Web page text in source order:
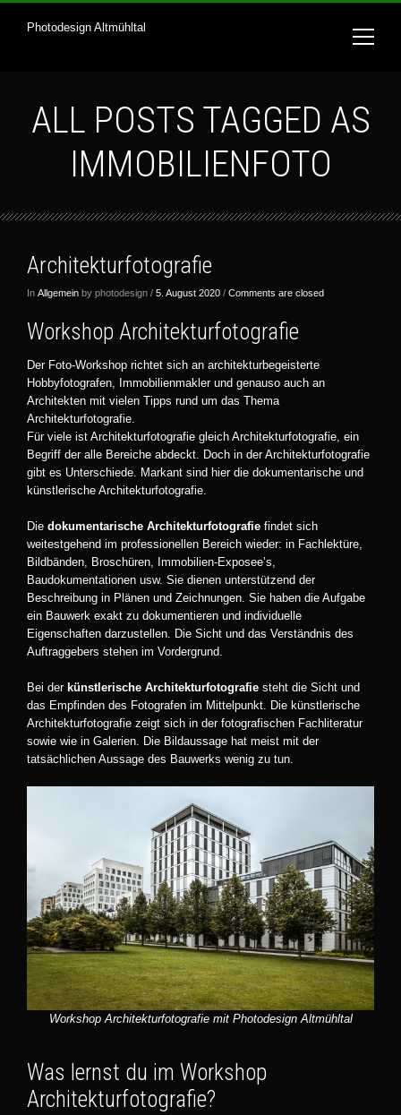
Photodesign Altmühltal
ALL POSTS TAGGED AS
IMMOBILIENFOTO
Architekturfotografie
In Allgemein by photodesign / 5. August 2020 / Comments are closed
Workshop Architekturfotografie
Der Foto-Workshop richtet sich an architekturbegeisterte
Hobbyfotografen, Immobilienmakler und genauso auch an
Architekten mit vielen Tipps rund um das Thema
Architekturfotografie.
Für viele ist Architekturfotografie gleich Architekturfotografie, ein
Begriff der alle Bereiche abdeckt. Doch in der Architekturfotografie
gibt es Unterschiede. Markant sind hier die dokumentarische und
künstlerische Architekturfotografie.
Die dokumentarische Architekturfotografie findet sich
weitestgehend im professionellen Bereich wieder: in Fachlektüre,
Bildbänden, Broschüren, Immobilien-Exposee’s,
Baudokumentationen usw. Sie dienen unterstützend der
Beschreibung in Plänen und Zeichnungen. Sie haben die Aufgabe
ein Bauwerk exakt zu dokumentieren und individuelle
Eigenschaften darzustellen. Die Sicht und das Verständnis des
Auftraggebers stehen im Vordergrund.
Bei der künstlerische Architekturfotografie steht die Sicht und
das Empfinden des Fotografen im Mittelpunkt. Die künstlerische
Architekturfotografie zeigt sich in der fotografischen Fachliteratur
sowie wie in Galerien. Die Bildaussage hat meist mit der
tatsächlichen Aussage des Bauwerks wenig zu tun.
Workshop Architekturfotografie mit Photodesign Altmühltal
Was lernst du im Workshop
Architekturfotografie?